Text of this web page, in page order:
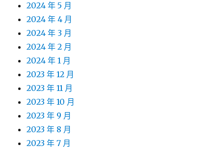
2024 年 5 月
2024 年 4 月
2024 年 3 月
2024 年 2 月
2024 年 1 月
2023 年 12 月
2023 年 11 月
2023 年 10 月
2023 年 9 月
2023 年 8 月
2023 年 7 月